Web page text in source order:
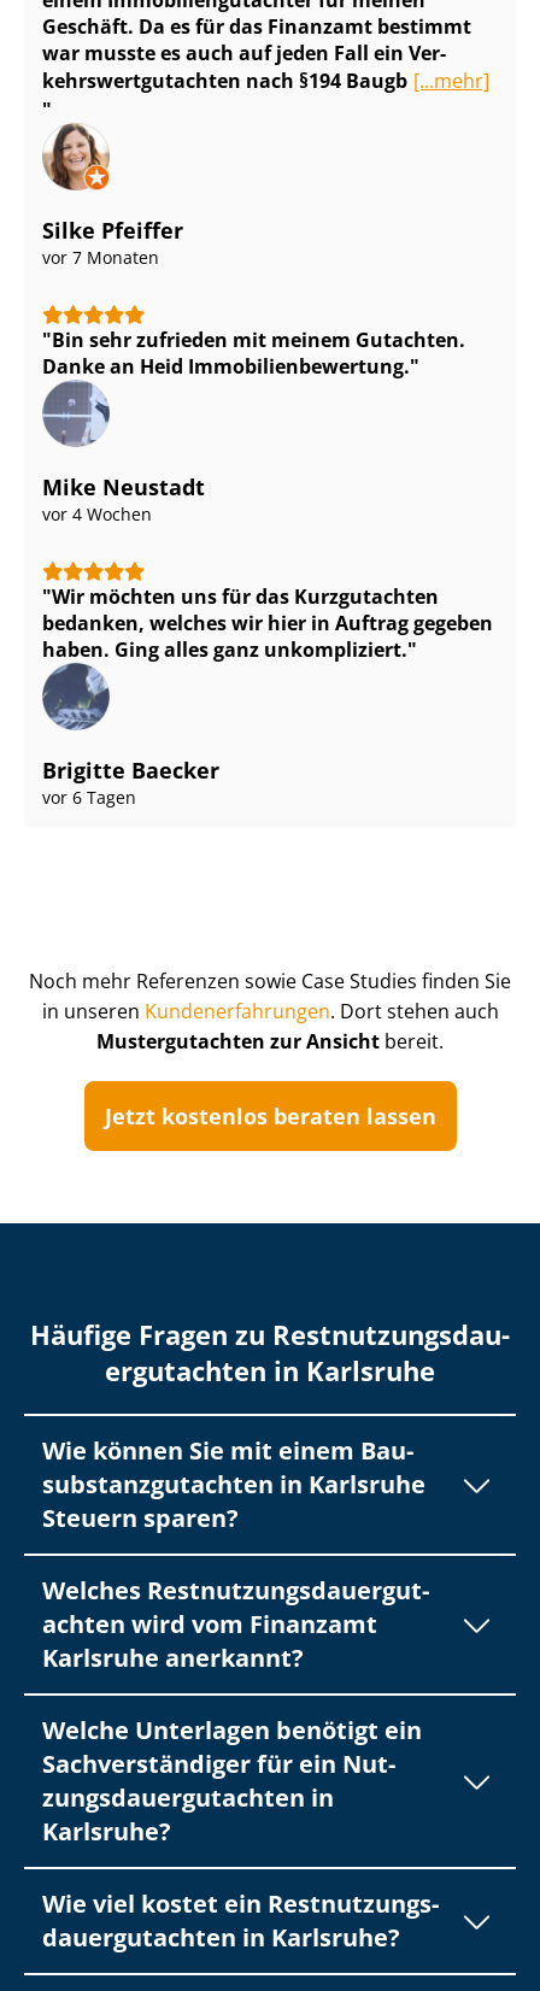
Geschäft. Da es für das Finanzamt bestimmt
war musste es auch auf jeden Fall ein Ver­
kehrs­wert­gut­ach­ten nach §194 Baugb [...mehr]
Silke Pfeiffer
vor 7 Monaten
Bin sehr zufrieden mit meinem Gutachten.
Danke an Heid Im­mo­bi­li­en­be­wer­tung.
Mike Neustadt
vor 4 Wochen
Wir möchten uns für das Kurzgutachten
bedanken, welches wir hier in Auftrag gegeben
haben. Ging alles ganz unkompliziert.
Brigitte Baecker
vor 6 Tagen
Noch mehr Referenzen sowie Case Studies finden Sie
in unseren Kun­de­n­er­fah­run­gen. Dort stehen auch
Mustergutachten zur Ansicht bereit.
Jetzt kostenlos beraten lassen
Häufige Fragen zu Rest­nut­zungs­dau­
er­gut­ach­ten in Karlsruhe
Wie können Sie mit einem Bau­
sub­stanz­gut­ach­ten in Karlsruhe
Steuern sparen?
Welches Rest­nut­zungs­dau­er­gut­
ach­ten wird vom Finanzamt
Karlsruhe anerkannt?
Welche Unterlagen benötigt ein
Sach­ver­stän­di­ger für ein Nut­
zungs­dau­er­gut­ach­ten in
Karlsruhe?
Wie viel kostet ein Rest­nut­zungs­
dau­er­gut­ach­ten in Karlsruhe?